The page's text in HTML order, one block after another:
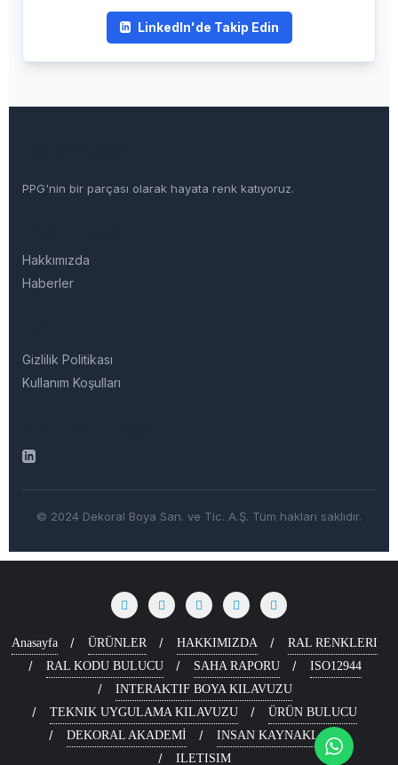
LinkedIn'de Takip Edin
PPG'nin bir parçası olarak hayata renk katıyoruz.
Hakkımızda
Haberler
Gizlilik Politikası
Kullanım Koşulları
© 2024 Dekoral Boya San. ve Tic. A.Ş. Tüm hakları saklıdır.
Anasayfa ÜRÜNLER HAKKIMIZDA
RAL RENKLERI
RAL KODU BULUCU
SAHA RAPORU
ISO12944
INTERAKTIF BOYA KILAVUZU
TEKNIK UYGULAMA KILAVUZU
ÜRÜN BULUCU
DEKORAL AKADEMİ
INSAN KAYNAKLARI
ILETISIM